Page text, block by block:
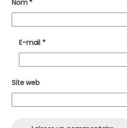
Nom *
E-mail *
Site web